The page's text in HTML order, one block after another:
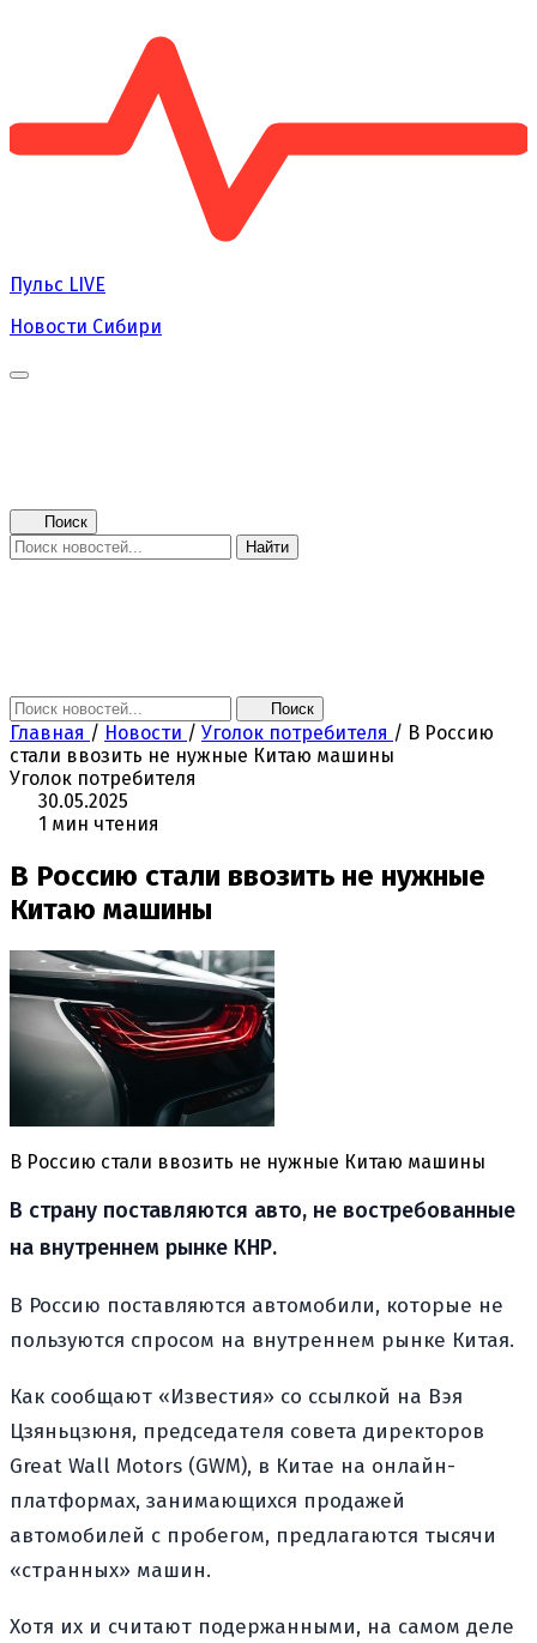
Пульс LIVE
Новости Сибири
Поиск
Найти
Поиск
Главная / Новости / Уголок потребителя / В Россию
стали ввозить не нужные Китаю машины
Уголок потребителя
30.05.2025
1 мин чтения
В Россию стали ввозить не нужные
Китаю машины
В Россию стали ввозить не нужные Китаю машины
В страну поставляются авто, не востребованные
на внутреннем рынке КНР.
В Россию поставляются автомобили, которые не
пользуются спросом на внутреннем рынке Китая.
Как сообщают «Известия» со ссылкой на Вэя
Цзяньцзюня, председателя совета директоров
Great Wall Motors (GWM), в Китае на онлайн-
платформах, занимающихся продажей
автомобилей с пробегом, предлагаются тысячи
«странных» машин.
Хотя их и считают подержанными, на самом деле